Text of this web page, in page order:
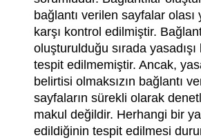
bağlantı verilen sayfalar
karşı kontrol edilmiştir.
oluşturulduğu sırada
tespit edilmemiştir. Ancak,
belirtisi olmaksızın bağlantı
sayfaların sürekli olarak
makul değildir. Herhangi bir
edildiğinin tespit edilmesi